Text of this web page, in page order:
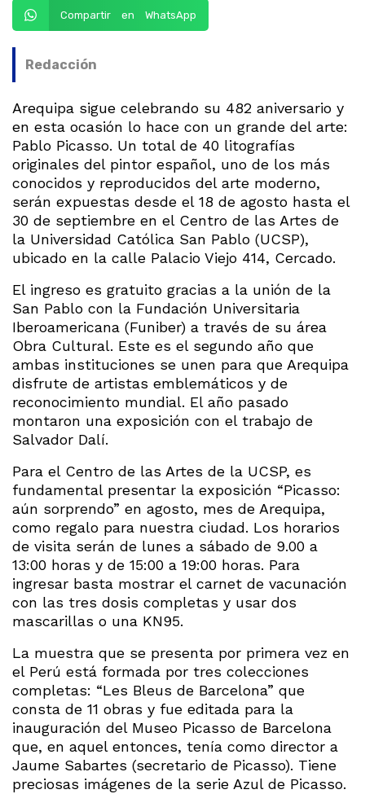
Compartir en WhatsApp
Redacción
Arequipa sigue celebrando su 482 aniversario y
en esta ocasión lo hace con un grande del arte:
Pablo Picasso. Un total de 40 litografías
originales del pintor español, uno de los más
conocidos y reproducidos del arte moderno,
serán expuestas desde el 18 de agosto hasta el
30 de septiembre en el Centro de las Artes de
la Universidad Católica San Pablo (UCSP),
ubicado en la calle Palacio Viejo 414, Cercado.
El ingreso es gratuito gracias a la unión de la
San Pablo con la Fundación Universitaria
Iberoamericana (Funiber) a través de su área
Obra Cultural. Este es el segundo año que
ambas instituciones se unen para que Arequipa
disfrute de artistas emblemáticos y de
reconocimiento mundial. El año pasado
montaron una exposición con el trabajo de
Salvador Dalí.
Para el Centro de las Artes de la UCSP, es
fundamental presentar la exposición “Picasso:
aún sorprendo” en agosto, mes de Arequipa,
como regalo para nuestra ciudad. Los horarios
de visita serán de lunes a sábado de 9.00 a
13:00 horas y de 15:00 a 19:00 horas. Para
ingresar basta mostrar el carnet de vacunación
con las tres dosis completas y usar dos
mascarillas o una KN95.
La muestra que se presenta por primera vez en
el Perú está formada por tres colecciones
completas: “Les Bleus de Barcelona” que
consta de 11 obras y fue editada para la
inauguración del Museo Picasso de Barcelona
que, en aquel entonces, tenía como director a
Jaume Sabartes (secretario de Picasso). Tiene
preciosas imágenes de la serie Azul de Picasso.